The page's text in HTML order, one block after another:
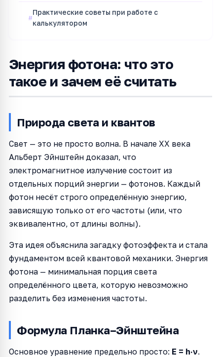
Практические советы при работе с
калькулятором
Энергия фотона: что это
такое и зачем её считать
Природа света и квантов
Свет — это не просто волна. В начале XX века
Альберт Эйнштейн доказал, что
электромагнитное излучение состоит из
отдельных порций энергии — фотонов. Каждый
фотон несёт строго определённую энергию,
зависящую только от его частоты (или, что
эквивалентно, от длины волны).
Эта идея объяснила загадку фотоэффекта и стала
фундаментом всей квантовой механики. Энергия
фотона — минимальная порция света
определённого цвета, которую невозможно
разделить без изменения частоты.
Формула Планка–Эйнштейна
Основное уравнение предельно просто: E = h·ν.